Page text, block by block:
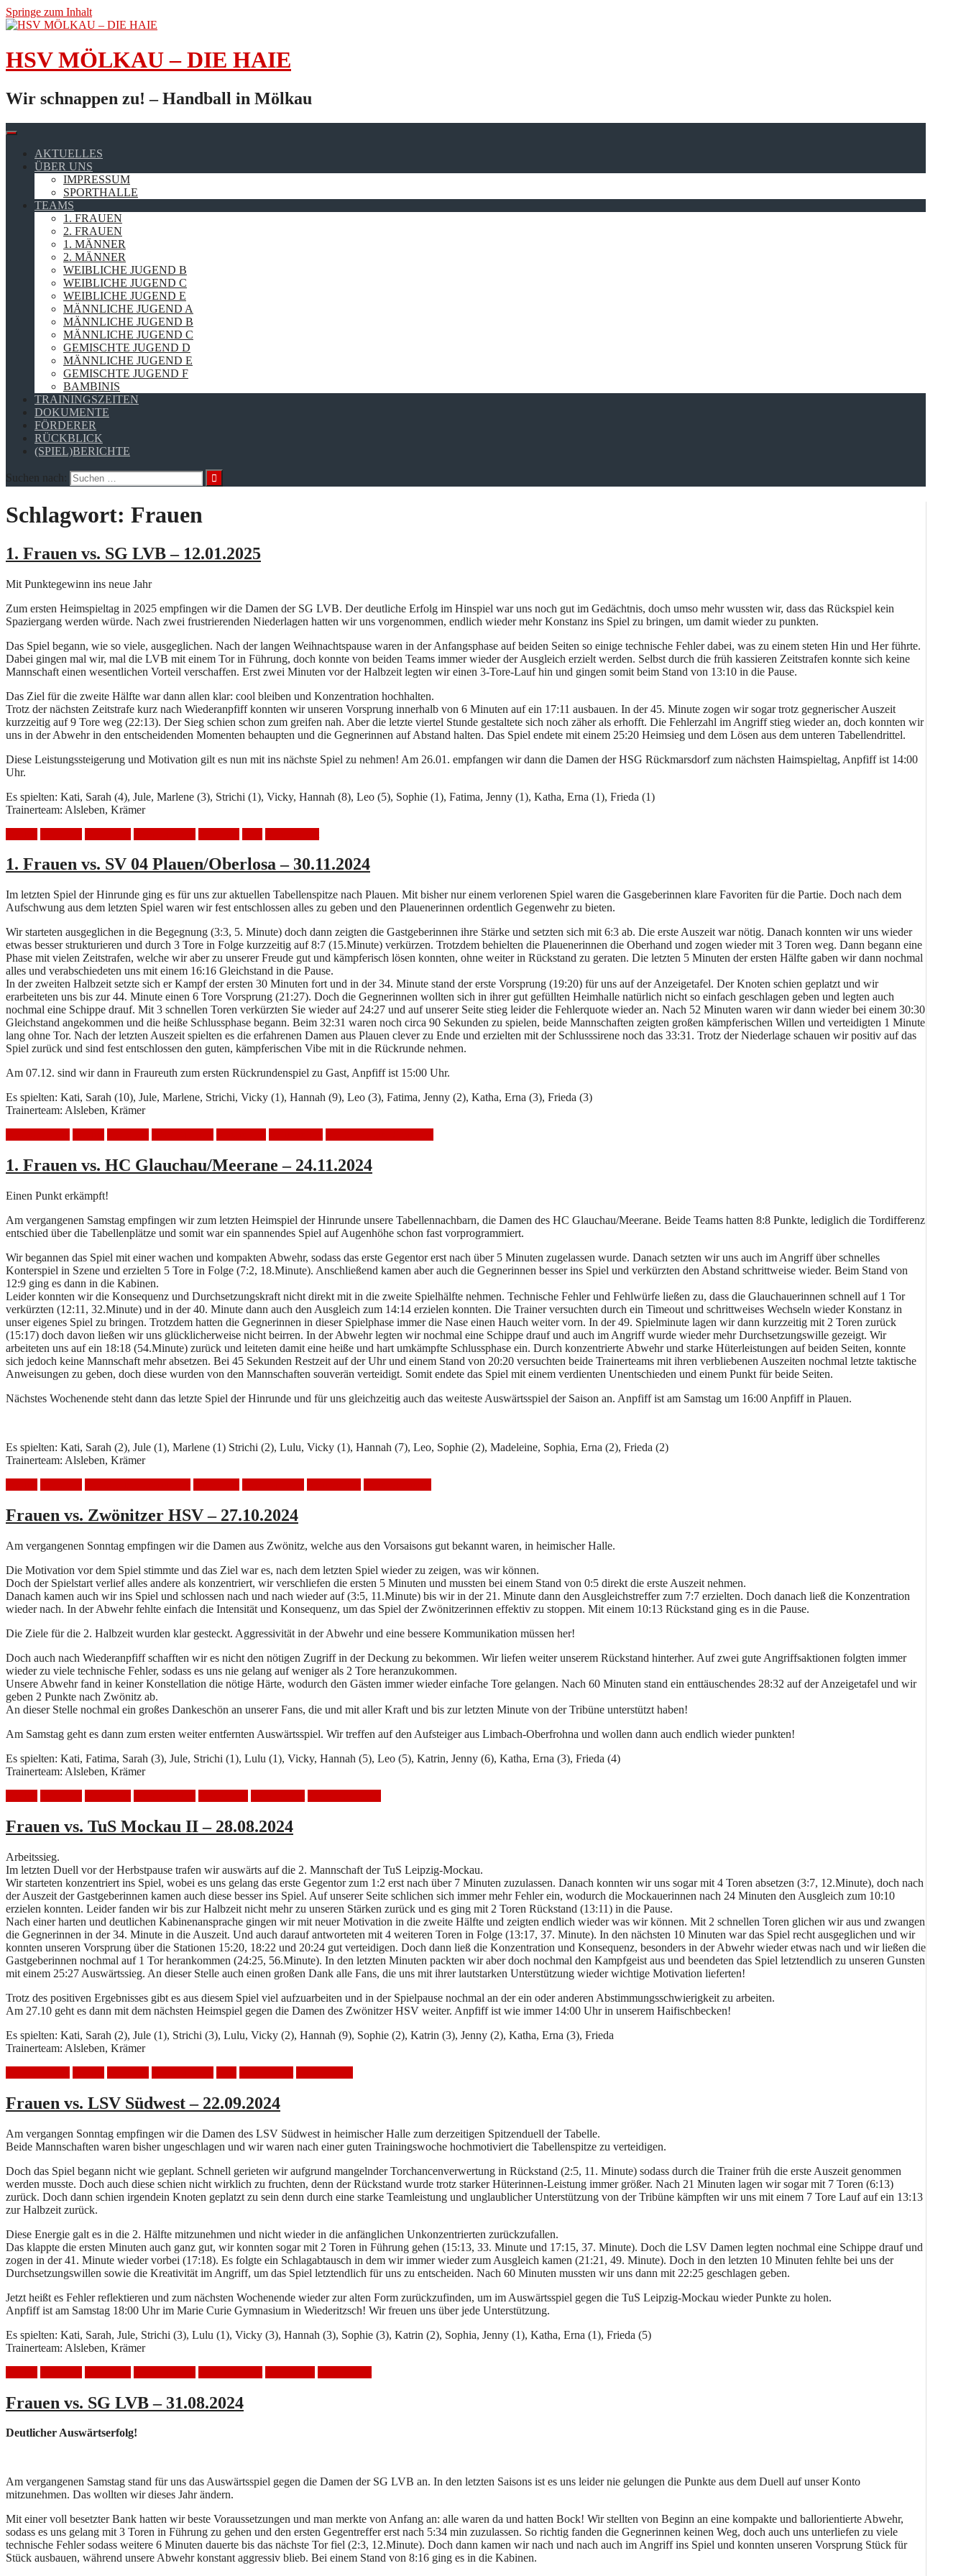
Springe zum Inhalt
HSV MÖLKAU – DIE HAIE
Wir schnappen zu! – Handball in Mölkau
AKTUELLES
ÜBER UNS
IMPRESSUM
SPORTHALLE
TEAMS
1. FRAUEN
2. FRAUEN
1. MÄNNER
2. MÄNNER
WEIBLICHE JUGEND B
WEIBLICHE JUGEND C
WEIBLICHE JUGEND E
MÄNNLICHE JUGEND A
MÄNNLICHE JUGEND B
MÄNNLICHE JUGEND C
GEMISCHTE JUGEND D
MÄNNLICHE JUGEND E
GEMISCHTE JUGEND F
BAMBINIS
TRAININGSZEITEN
DOKUMENTE
FÖRDERER
RÜCKBLICK
(SPIEL)BERICHTE
Suchen nach:
Schlagwort: Frauen
1. Frauen vs. SG LVB – 12.01.2025
Mit Punktegewinn ins neue Jahr
Zum ersten Heimspieltag in 2025 empfingen wir die Damen der SG LVB. Der deutliche Erfolg im Hinspiel war uns noch gut im Gedächtnis, doch umso mehr wussten wir, dass das Rückspiel kein
Spaziergang werden würde. Nach zwei frustrierenden Niederlagen hatten wir uns vorgenommen, endlich wieder mehr Konstanz ins Spiel zu bringen, um damit wieder zu punkten.
Das Spiel begann, wie so viele, ausgeglichen. Nach der langen Weihnachtspause waren in der Anfangsphase auf beiden Seiten so einige technische Fehler dabei, was zu einem steten Hin und Her führte.
Dabei gingen mal wir, mal die LVB mit einem Tor in Führung, doch konnte von beiden Teams immer wieder der Ausgleich erzielt werden. Selbst durch die früh kassieren Zeitstrafen konnte sich keine
Mannschaft einen wesentlichen Vorteil verschaffen. Erst zwei Minuten vor der Halbzeit legten wir einen 3-Tore-Lauf hin und gingen somit beim Stand von 13:10 in die Pause.
Das Ziel für die zweite Hälfte war dann allen klar: cool bleiben und Konzentration hochhalten.
Trotz der nächsten Zeitstrafe kurz nach Wiederanpfiff konnten wir unseren Vorsprung innerhalb von 6 Minuten auf ein 17:11 ausbauen. In der 45. Minute zogen wir sogar trotz gegnerischer Auszeit
kurzzeitig auf 9 Tore weg (22:13). Der Sieg schien schon zum greifen nah. Aber die letzte viertel Stunde gestaltete sich noch zäher als erhofft. Die Fehlerzahl im Angriff stieg wieder an, doch konnten wir
uns in der Abwehr in den entscheidenden Momenten behaupten und die Gegnerinnen auf Abstand halten. Das Spiel endete mit einem 25:20 Heimsieg und dem Lösen aus dem unteren Tabellendrittel.
Diese Leistungssteigerung und Motivation gilt es nun mit ins nächste Spiel zu nehmen! Am 26.01. empfangen wir dann die Damen der HSG Rückmarsdorf zum nächsten Haimspieltag, Anpfiff ist 14:00
Uhr.
Es spielten: Kati, Sarah (4), Jule, Marlene (3), Strichi (1), Vicky, Hannah (8), Leo (5), Sophie (1), Fatima, Jenny (1), Katha, Erna (1), Frieda (1)
Trainerteam: Alsleben, Krämer
1. Frauen vs. SV 04 Plauen/Oberlosa – 30.11.2024
Im letzten Spiel der Hinrunde ging es für uns zur aktuellen Tabellenspitze nach Plauen. Mit bisher nur einem verlorenen Spiel waren die Gasgeberinnen klare Favoriten für die Partie. Doch nach dem
Aufschwung aus dem letzten Spiel waren wir fest entschlossen alles zu geben und den Plauenerinnen ordentlich Gegenwehr zu bieten.
Wir starteten ausgeglichen in die Begegnung (3:3, 5. Minute) doch dann zeigten die Gastgeberinnen ihre Stärke und setzten sich mit 6:3 ab. Die erste Auszeit war nötig. Danach konnten wir uns wieder
etwas besser strukturieren und durch 3 Tore in Folge kurzzeitig auf 8:7 (15.Minute) verkürzen. Trotzdem behielten die Plauenerinnen die Oberhand und zogen wieder mit 3 Toren weg. Dann begann eine
Phase mit vielen Zeitstrafen, welche wir aber zu unserer Freude gut und kämpferisch lösen konnten, ohne weiter in Rückstand zu geraten. Die letzten 5 Minuten der ersten Hälfte gaben wir dann nochmal
alles und verabschiedeten uns mit einem 16:16 Gleichstand in die Pause.
In der zweiten Halbzeit setzte sich er Kampf der ersten 30 Minuten fort und in der 34. Minute stand der erste Vorsprung (19:20) für uns auf der Anzeigetafel. Der Knoten schien geplatzt und wir
erarbeiteten uns bis zur 44. Minute einen 6 Tore Vorsprung (21:27). Doch die Gegnerinnen wollten sich in ihrer gut gefüllten Heimhalle natürlich nicht so einfach geschlagen geben und legten auch
nochmal eine Schippe drauf. Mit 3 schnellen Toren verkürzten Sie wieder auf 24:27 und auf unserer Seite stieg leider die Fehlerquote wieder an. Nach 52 Minuten waren wir dann wieder bei einem 30:30
Gleichstand angekommen und die heiße Schlussphase begann. Beim 32:31 waren noch circa 90 Sekunden zu spielen, beide Mannschaften zeigten großen kämpferischen Willen und verteidigten 1 Minute
lang ohne Tor. Nach der letzten Auszeit spielten es die erfahrenen Damen aus Plauen clever zu Ende und erzielten mit der Schlusssirene noch das 33:31. Trotz der Niederlage schauen wir positiv auf das
Spiel zurück und sind fest entschlossen den guten, kämpferischen Vibe mit in die Rückrunde nehmen.
Am 07.12. sind wir dann in Fraureuth zum ersten Rückrundenspiel zu Gast, Anpfiff ist 15:00 Uhr.
Es spielten: Kati, Sarah (10), Jule, Marlene, Strichi, Vicky (1), Hannah (9), Leo (3), Fatima, Jenny (2), Katha, Erna (3), Frieda (3)
Trainerteam: Alsleben, Krämer
1. Frauen vs. HC Glauchau/Meerane – 24.11.2024
Einen Punkt erkämpft!
Am vergangenen Samstag empfingen wir zum letzten Heimspiel der Hinrunde unsere Tabellennachbarn, die Damen des HC Glauchau/Meerane. Beide Teams hatten 8:8 Punkte, lediglich die Tordifferenz
entschied über die Tabellenplätze und somit war ein spannendes Spiel auf Augenhöhe schon fast vorprogrammiert.
Wir begannen das Spiel mit einer wachen und kompakten Abwehr, sodass das erste Gegentor erst nach über 5 Minuten zugelassen wurde. Danach setzten wir uns auch im Angriff über schnelles
Konterspiel in Szene und erzielten 5 Tore in Folge (7:2, 18.Minute). Anschließend kamen aber auch die Gegnerinnen besser ins Spiel und verkürzten den Abstand schrittweise wieder. Beim Stand von
12:9 ging es dann in die Kabinen.
Leider konnten wir die Konsequenz und Durchsetzungskraft nicht direkt mit in die zweite Spielhälfte nehmen. Technische Fehler und Fehlwürfe ließen zu, dass die Glauchauerinnen schnell auf 1 Tor
verkürzten (12:11, 32.Minute) und in der 40. Minute dann auch den Ausgleich zum 14:14 erzielen konnten. Die Trainer versuchten durch ein Timeout und schrittweises Wechseln wieder Konstanz in
unser eigenes Spiel zu bringen. Trotzdem hatten die Gegnerinnen in dieser Spielphase immer die Nase einen Hauch weiter vorn. In der 49. Spielminute lagen wir dann kurzzeitig mit 2 Toren zurück
(15:17) doch davon ließen wir uns glücklicherweise nicht beirren. In der Abwehr legten wir nochmal eine Schippe drauf und auch im Angriff wurde wieder mehr Durchsetzungswille gezeigt. Wir
arbeiteten uns auf ein 18:18 (54.Minute) zurück und leiteten damit eine heiße und hart umkämpfte Schlussphase ein. Durch konzentrierte Abwehr und starke Hüterleistungen auf beiden Seiten, konnte
sich jedoch keine Mannschaft mehr absetzen. Bei 45 Sekunden Restzeit auf der Uhr und einem Stand von 20:20 versuchten beide Trainerteams mit ihren verbliebenen Auszeiten nochmal letzte taktische
Anweisungen zu geben, doch diese wurden von den Mannschaften souverän verteidigt. Somit endete das Spiel mit einem verdienten Unentschieden und einem Punkt für beide Seiten.
Nächstes Wochenende steht dann das letzte Spiel der Hinrunde und für uns gleichzeitig auch das weiteste Auswärtsspiel der Saison an. Anpfiff ist am Samstag um 16:00 Anpfiff in Plauen.
Es spielten: Kati, Sarah (2), Jule (1), Marlene (1) Strichi (2), Lulu, Vicky (1), Hannah (7), Leo, Sophie (2), Madeleine, Sophia, Erna (2), Frieda (2)
Trainerteam: Alsleben, Krämer
Frauen vs. Zwönitzer HSV – 27.10.2024
Am vergangenen Sonntag empfingen wir die Damen aus Zwönitz, welche aus den Vorsaisons gut bekannt waren, in heimischer Halle.
Die Motivation vor dem Spiel stimmte und das Ziel war es, nach dem letzten Spiel wieder zu zeigen, was wir können.
Doch der Spielstart verlief alles andere als konzentriert, wir verschliefen die ersten 5 Minuten und mussten bei einem Stand von 0:5 direkt die erste Auszeit nehmen.
Danach kamen auch wir ins Spiel und schlossen nach und nach wieder auf (3:5, 11.Minute) bis wir in der 21. Minute dann den Ausgleichstreffer zum 7:7 erzielten. Doch danach ließ die Konzentration
wieder nach. In der Abwehr fehlte einfach die Intensität und Konsequenz, um das Spiel der Zwönitzerinnen effektiv zu stoppen. Mit einem 10:13 Rückstand ging es in die Pause.
Die Ziele für die 2. Halbzeit wurden klar gesteckt. Aggressivität in der Abwehr und eine bessere Kommunikation müssen her!
Doch auch nach Wiederanpfiff schafften wir es nicht den nötigen Zugriff in der Deckung zu bekommen. Wir liefen weiter unserem Rückstand hinterher. Auf zwei gute Angriffsaktionen folgten immer
wieder zu viele technische Fehler, sodass es uns nie gelang auf weniger als 2 Tore heranzukommen.
Unsere Abwehr fand in keiner Konstellation die nötige Härte, wodurch den Gästen immer wieder einfache Tore gelangen. Nach 60 Minuten stand ein enttäuschendes 28:32 auf der Anzeigetafel und wir
geben 2 Punkte nach Zwönitz ab.
An dieser Stelle nochmal ein großes Dankeschön an unserer Fans, die und mit aller Kraft und bis zur letzten Minute von der Tribüne unterstützt haben!
Am Samstag geht es dann zum ersten weiter entfernten Auswärtsspiel. Wir treffen auf den Aufsteiger aus Limbach-Oberfrohna und wollen dann auch endlich wieder punkten!
Es spielten: Kati, Fatima, Sarah (3), Jule, Strichi (1), Lulu (1), Vicky, Hannah (5), Leo (5), Katrin, Jenny (6), Katha, Erna (3), Frieda (4)
Trainerteam: Alsleben, Krämer
Frauen vs. TuS Mockau II – 28.08.2024
Arbeitssieg.
Im letzten Duell vor der Herbstpause trafen wir auswärts auf die 2. Mannschaft der TuS Leipzig-Mockau.
Wir starteten konzentriert ins Spiel, wobei es uns gelang das erste Gegentor zum 1:2 erst nach über 7 Minuten zuzulassen. Danach konnten wir uns sogar mit 4 Toren absetzen (3:7, 12.Minute), doch nach
der Auszeit der Gastgeberinnen kamen auch diese besser ins Spiel. Auf unserer Seite schlichen sich immer mehr Fehler ein, wodurch die Mockauerinnen nach 24 Minuten den Ausgleich zum 10:10
erzielen konnten. Leider fanden wir bis zur Halbzeit nicht mehr zu unseren Stärken zurück und es ging mit 2 Toren Rückstand (13:11) in die Pause.
Nach einer harten und deutlichen Kabinenansprache gingen wir mit neuer Motivation in die zweite Hälfte und zeigten endlich wieder was wir können. Mit 2 schnellen Toren glichen wir aus und zwangen
die Gegnerinnen in der 34. Minute in die Auszeit. Und auch darauf antworteten mit 4 weiteren Toren in Folge (13:17, 37. Minute). In den nächsten 10 Minuten war das Spiel recht ausgeglichen und wir
konnten unseren Vorsprung über die Stationen 15:20, 18:22 und 20:24 gut verteidigen. Doch dann ließ die Konzentration und Konsequenz, besonders in der Abwehr wieder etwas nach und wir ließen die
Gastgeberinnen nochmal auf 1 Tor herankommen (24:25, 56.Minute). In den letzten Minuten packten wir aber doch nochmal den Kampfgeist aus und beendeten das Spiel letztendlich zu unseren Gunsten
mit einem 25:27 Auswärtssieg. An dieser Stelle auch einen großen Dank alle Fans, die uns mit ihrer lautstarken Unterstützung wieder wichtige Motivation lieferten!
Trotz des positiven Ergebnisses gibt es aus diesem Spiel viel aufzuarbeiten und in der Spielpause nochmal an der ein oder anderen Abstimmungsschwierigkeit zu arbeiten.
Am 27.10 geht es dann mit dem nächsten Heimspiel gegen die Damen des Zwönitzer HSV weiter. Anpfiff ist wie immer 14:00 Uhr in unserem Haifischbecken!
Es spielten: Kati, Sarah (2), Jule (1), Strichi (3), Lulu, Vicky (2), Hannah (9), Sophie (2), Katrin (3), Jenny (2), Katha, Erna (3), Frieda
Trainerteam: Alsleben, Krämer
Frauen vs. LSV Südwest – 22.09.2024
Am vergangen Sonntag empfingen wir die Damen des LSV Südwest in heimischer Halle zum derzeitigen Spitzenduell der Tabelle.
Beide Mannschaften waren bisher ungeschlagen und wir waren nach einer guten Trainingswoche hochmotiviert die Tabellenspitze zu verteidigen.
Doch das Spiel begann nicht wie geplant. Schnell gerieten wir aufgrund mangelnder Torchancenverwertung in Rückstand (2:5, 11. Minute) sodass durch die Trainer früh die erste Auszeit genommen
werden musste. Doch auch diese schien nicht wirklich zu fruchten, denn der Rückstand wurde trotz starker Hüterinnen-Leistung immer größer. Nach 21 Minuten lagen wir sogar mit 7 Toren (6:13)
zurück. Doch dann schien irgendein Knoten geplatzt zu sein denn durch eine starke Teamleistung und unglaublicher Unterstützung von der Tribüne kämpften wir uns mit einem 7 Tore Lauf auf ein 13:13
zur Halbzeit zurück.
Diese Energie galt es in die 2. Hälfte mitzunehmen und nicht wieder in die anfänglichen Unkonzentrierten zurückzufallen.
Das klappte die ersten Minuten auch ganz gut, wir konnten sogar mit 2 Toren in Führung gehen (15:13, 33. Minute und 17:15, 37. Minute). Doch die LSV Damen legten nochmal eine Schippe drauf und
zogen in der 41. Minute wieder vorbei (17:18). Es folgte ein Schlagabtausch in dem wir immer wieder zum Ausgleich kamen (21:21, 49. Minute). Doch in den letzten 10 Minuten fehlte bei uns der
Durchsetzungswillen sowie die Kreativität im Angriff, um das Spiel letztendlich für uns zu entscheiden. Nach 60 Minuten mussten wir uns dann mit 22:25 geschlagen geben.
Jetzt heißt es Fehler reflektieren und zum nächsten Wochenende wieder zur alten Form zurückzufinden, um im Auswärtsspiel gegen die TuS Leipzig-Mockau wieder Punkte zu holen.
Anpfiff ist am Samstag 18:00 Uhr im Marie Curie Gymnasium in Wiederitzsch! Wir freuen uns über jede Unterstützung.
Es spielten: Kati, Sarah, Jule, Strichi (3), Lulu (1), Vicky (3), Hannah (3), Sophie (3), Katrin (2), Sophia, Jenny (1), Katha, Erna (1), Frieda (5)
Trainerteam: Alsleben, Krämer
Frauen vs. SG LVB – 31.08.2024
Deutlicher Auswärtserfolg!
Am vergangenen Samstag stand für uns das Auswärtsspiel gegen die Damen der SG LVB an. In den letzten Saisons ist es uns leider nie gelungen die Punkte aus dem Duell auf unser Konto
mitzunehmen. Das wollten wir dieses Jahr ändern.
Mit einer voll besetzter Bank hatten wir beste Voraussetzungen und man merkte von Anfang an: alle waren da und hatten Bock! Wir stellten von Beginn an eine kompakte und ballorientierte Abwehr,
sodass es uns gelang mit 3 Toren in Führung zu gehen und den ersten Gegentreffer erst nach 5:34 min zuzulassen. So richtig fanden die Gegnerinnen keinen Weg, doch auch uns unterliefen zu viele
technische Fehler sodass weitere 6 Minuten dauerte bis das nächste Tor fiel (2:3, 12.Minute). Doch dann kamen wir nach und nach auch im Angriff ins Spiel und konnten unseren Vorsprung Stück für
Stück ausbauen, während unsere Abwehr konstant aggressiv blieb. Bei einem Stand von 8:16 ging es in die Kabinen.